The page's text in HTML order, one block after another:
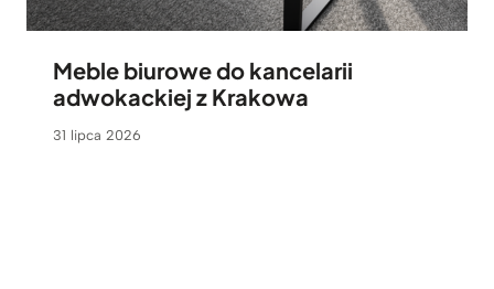
Meble biurowe do kancelarii
adwokackiej z Krakowa
31 lipca 2026